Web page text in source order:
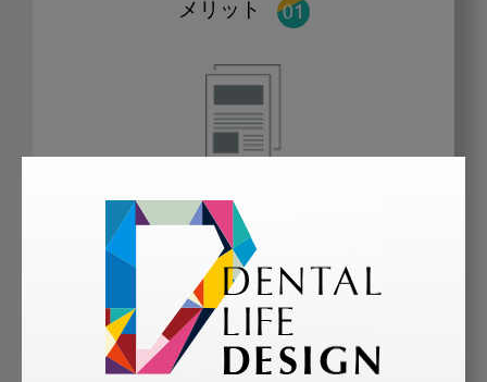
メリット
会員限定の記事を
読むことが可能
掲載記事の一部（または全部）はログ